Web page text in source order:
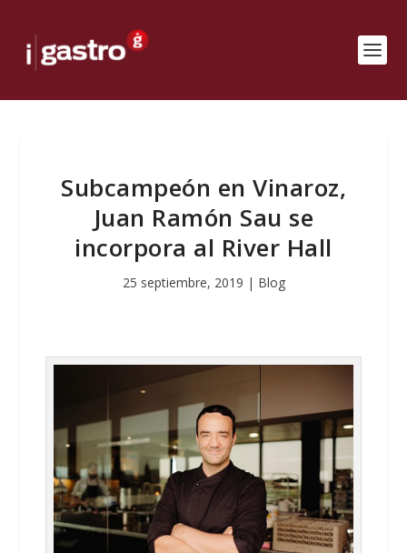
Subcampeón en Vinaroz,
Juan Ramón Sau se
incorpora al River Hall
25 septiembre, 2019 | Blog